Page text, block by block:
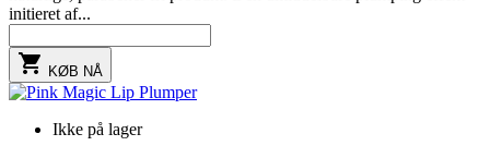
initieret af...
 KØB NÅ
Ikke på lager